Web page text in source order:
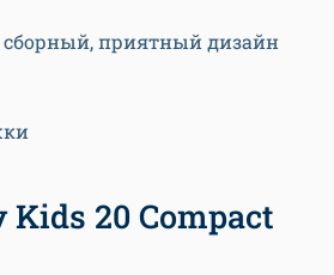
приятный дизайн
Kids 20 Compact